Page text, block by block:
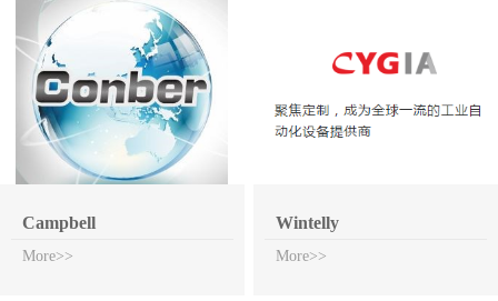
Campbell
More>>
Wintelly
More>>